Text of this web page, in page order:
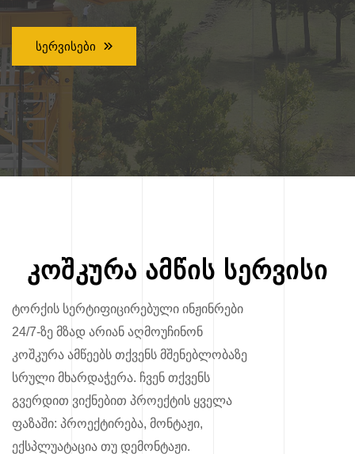
Სერვისები
კოშკურა ამწის სერვისი
ტორქის სერტიფიცირებული ინჟინრები
24/7-ზე მზად არიან აღმოუჩინონ
კოშკურა ამწეებს თქვენს მშენებლობაზე
სრული მხარდაჭერა. ჩვენ თქვენს
გვერდით ვიქნებით პროექტის ყველა
ფაზაში: პროექტირება, მონტაჟი,
ექსპლუატაცია თუ დემონტაჟი.